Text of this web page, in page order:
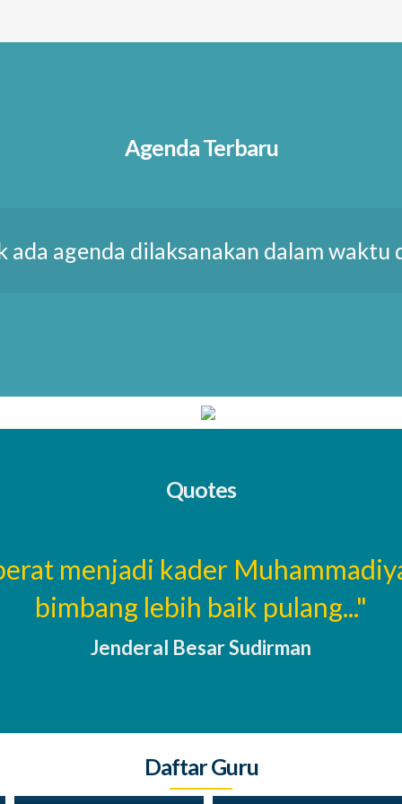
Agenda Terbaru
ada agenda dilaksanakan dalam waktu
Quotes
menjadi kader
bimbang lebih baik pulang..."
Jenderal Besar Sudirman
Daftar Guru
Devi Nurwidya, S.Pd
Muzakki, S.Pd